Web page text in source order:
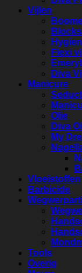
Vijlen
Flexi
Diva
Manicure
Olie
Diva Oil
My
Vloeistoffen
Barbicide
Tools
Overig